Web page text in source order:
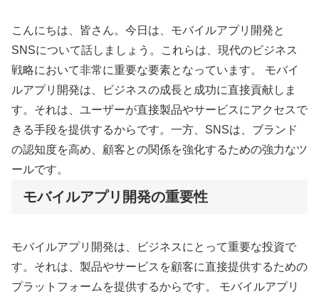
こんにちは、皆さん。今日は、モバイルアプリ開発と
SNSについて話しましょう。これらは、現代のビジネス
戦略において非常に重要な要素となっています。 モバイ
ルアプリ開発は、ビジネスの成長と成功に直接貢献しま
す。それは、ユーザーが直接製品やサービスにアクセスで
きる手段を提供するからです。一方、SNSは、ブランド
の認知度を高め、顧客との関係を強化するための強力なツ
ールです。
モバイルアプリ開発の重要性
モバイルアプリ開発は、ビジネスにとって重要な投資で
す。それは、製品やサービスを顧客に直接提供するための
プラットフォームを提供するからです。 モバイルアプリ